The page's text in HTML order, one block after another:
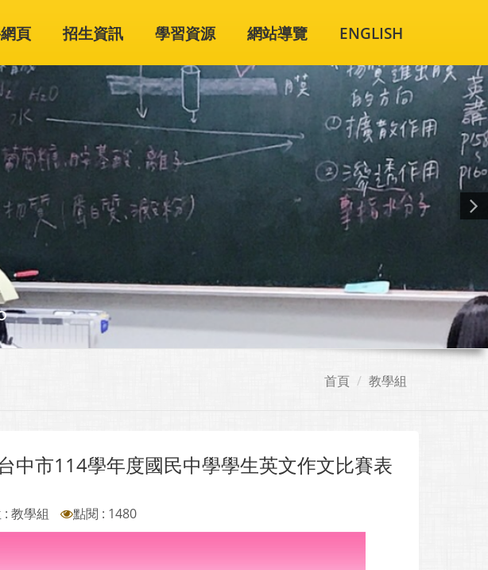
頁 招生資訊 學習資源 網站導覽 ENGLISH
首頁 教學組
中市114學年度國民中學學生英文作文比賽表
: 教學組 點閱 : 1480